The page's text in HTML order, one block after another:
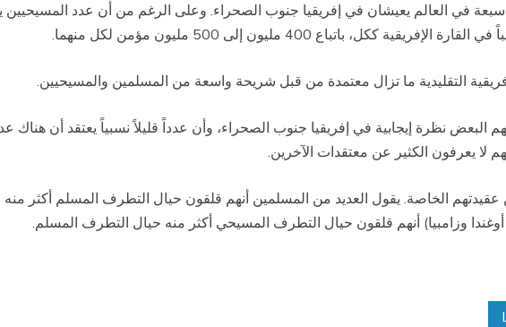
في العالم يعيشان في إفريقيا جنوب الصحراء. وعلى الرغم من أن عدد
400 مليون إلى 500 مليون مؤمن لكل منهما.
التقليدية ما تزال معتمدة من قبل شريحة واسعة من المسلمين والمسيحيين.
نظرة إيجابية في إفريقيا جنوب الصحراء، وأن عدداً قليلاً نسبياً يعتقد أن هناك
لا يعرفون الكثير عن معتقدات الآخرين.
الخاصة. يقول العديد من المسلمين أنهم قلقون حيال التطرف المسلم أكثر
وزامبيا) أنهم قلقون حيال التطرف المسيحي أكثر منه حيال التطرف المسلم.